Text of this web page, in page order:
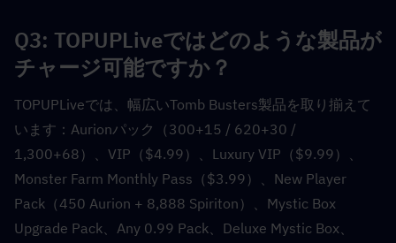
Q3: TOPUPLiveではどのような製品が
チャージ可能ですか？
TOPUPLiveでは、幅広いTomb Busters製品を取り揃えて
います：Aurionパック（300+15 / 620+30 /
1,300+68）、VIP（$4.99）、Luxury VIP（$9.99）、
Monster Farm Monthly Pass（$3.99）、New Player
Pack（450 Aurion + 8,888 Spiriton）、Mystic Box
Upgrade Pack、Any 0.99 Pack、Deluxe Mystic Box、